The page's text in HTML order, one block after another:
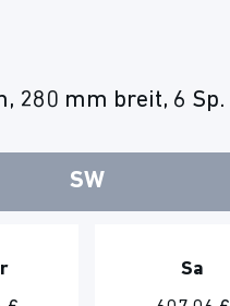
280 mm breit, 6 Sp.
SW
Sa